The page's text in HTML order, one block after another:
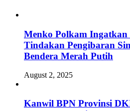
Menko Polkam
Tindakan Pengibaran
Bendera Merah Putih
August 2, 2025
Kanwil BPN Provinsi